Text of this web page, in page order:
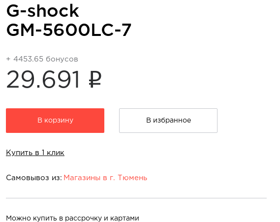
G-shock
GM-5600LC-7
+ 4453.65 бонусов
29.691 i
В корзину В избранное
Купить в 1 клик
Самовывоз из: Магазины в г. Тюмень
Магазины в г. Тюмень:
ТЦ Кристалл «Casio» ул. Дмитрия Менделеева, 1А,
Можно купить в рассрочку и картами